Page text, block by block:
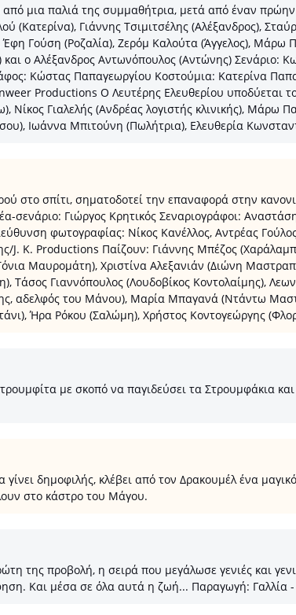
μια παλιά της συμμαθήτρια, μετά από έναν
(Κατερίνα), Γιάννης Τσιμιτσέλης (Αλέξανδρος),
Γούση (Ροζαλία), Ζερόμ Καλούτα (Άγγελος),
ο Αλέξανδρος Αντωνόπουλος (Αντώνης) Σενάριο:
Κώστας Παπαγεωργίου Κοστούμια: Κατερίνα
Productions Ο Λευτέρης Ελευθερίου υποδύεται
Γιαλελής (Ανδρέας λογιστής κλινικής), Μάρω
Ιωάννα Μπιτούνη (Πωλήτρια), Ελευθερία
στο σπίτι, σηματοδοτεί την επαναφορά στην
σενάριο: Γιώργος Κρητικός Σεναριογράφοι:
φωτογραφίας: Νίκος Κανέλλος, Αντρέας
K. Productions Παίζουν: Γιάννης Μπέζος
Μαυρομάτη), Χριστίνα Αλεξανιάν (Διώνη
Γιαννόπουλος (Λουδοβίκος Κοντολαίμης),
αδελφός του Μάνου), Μαρία Μπαγανά (Ντάντω
Ήρα Ρόκου (Σαλώμη), Χρήστος Κοντογεώργης
με σκοπό να παγιδεύσει τα Στρουμφάκια
δημοφιλής, κλέβει από τον Δρακουμέλ ένα
στο κάστρο του Μάγου.
της προβολή, η σειρά που μεγάλωσε γενιές και
Και μέσα σε όλα αυτά η ζωή... Παραγωγή: Γαλλία